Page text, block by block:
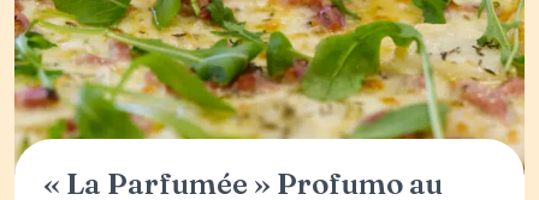
« La Parfumée » Profumo au